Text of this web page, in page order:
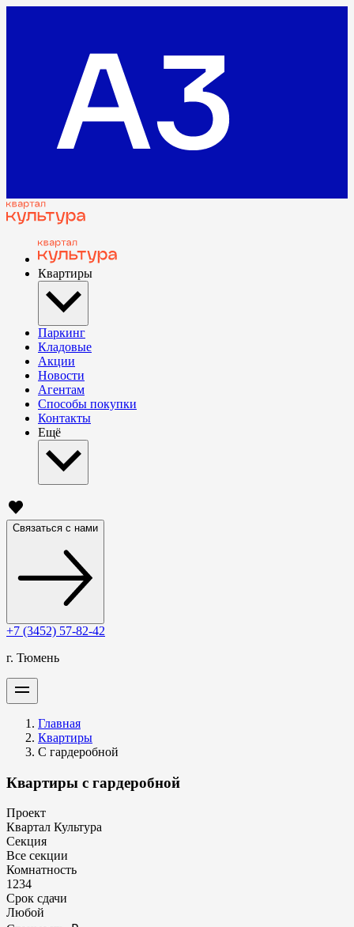
Квартиры
Паркинг
Кладовые
Акции
Новости
Агентам
Способы покупки
Контакты
Ещё
Связаться с нами
+7 (3452) 57-82-42
г. Тюмень
Главная
Квартиры
С гардеробной
Квартиры с гардеробной
Проект
Квартал Культура
Секция
Все секции
Комнатность
1 234
Срок сдачи
Любой